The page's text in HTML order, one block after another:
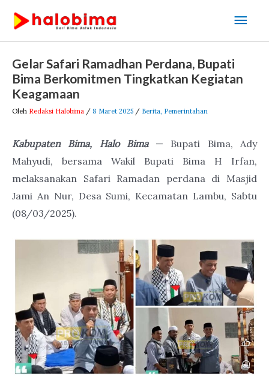
konten
Gelar Safari Ramadhan Perdana, Bupati
Bima Berkomitmen Tingkatkan Kegiatan
Keagamaan
Oleh Redaksi Halobima / 8 Maret 2025 / Berita, Pemerintahan
Kabupaten Bima, Halo Bima— Bupati Bima, Ady
Mahyudi, bersama Wakil Bupati Bima H Irfan,
melaksanakan Safari Ramadan perdana di Masjid
Jami An Nur, Desa Sumi, Kecamatan Lambu, Sabtu
(08/03/2025).
navigation